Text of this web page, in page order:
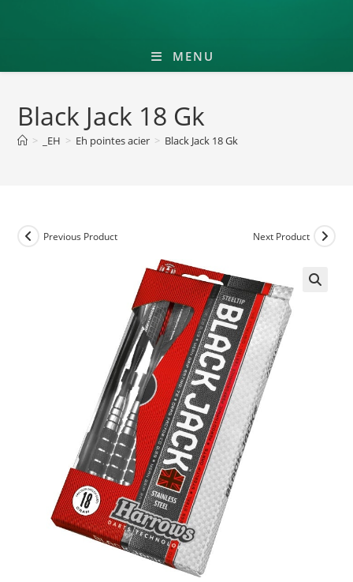
MENU
Black Jack 18 Gk
> _EH > Eh pointes acier > Black Jack 18 Gk
Previous Product Next Product